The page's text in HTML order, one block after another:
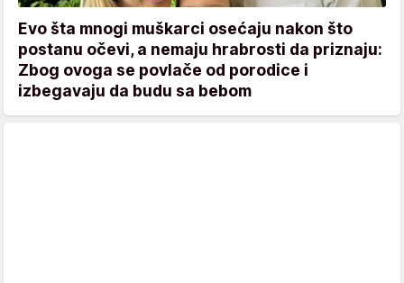
Evo šta mnogi muškarci osećaju nakon što
postanu očevi, a nemaju hrabrosti da priznaju:
Zbog ovoga se povlače od porodice i
izbegavaju da budu sa bebom